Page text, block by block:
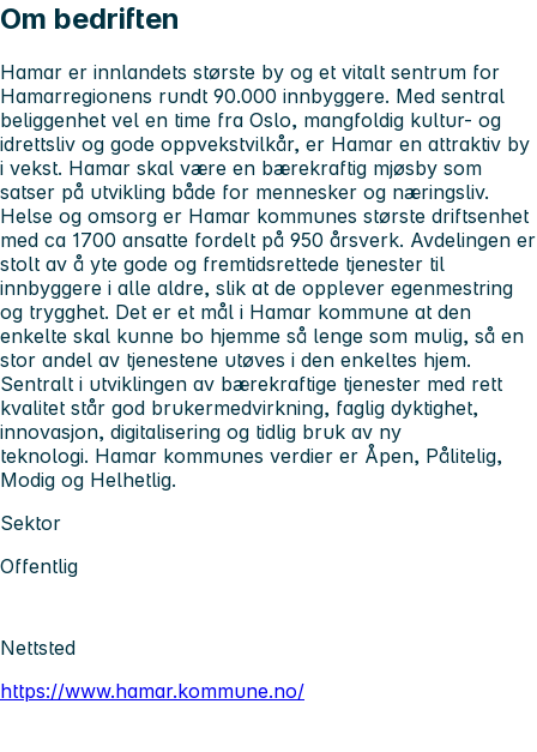
Om bedriften
Hamar er innlandets største by og et vitalt sentrum for
Hamarregionens rundt 90.000 innbyggere. Med sentral
beliggenhet vel en time fra Oslo, mangfoldig kultur- og
idrettsliv og gode oppvekstvilkår, er Hamar en attraktiv by
i vekst. Hamar skal være en bærekraftig mjøsby som
satser på utvikling både for mennesker og næringsliv.
Helse og omsorg er Hamar kommunes største driftsenhet
med ca 1700 ansatte fordelt på 950 årsverk. Avdelingen er
stolt av å yte gode og fremtidsrettede tjenester til
innbyggere i alle aldre, slik at de opplever egenmestring
og trygghet. Det er et mål i Hamar kommune at den
enkelte skal kunne bo hjemme så lenge som mulig, så en
stor andel av tjenestene utøves i den enkeltes hjem.
Sentralt i utviklingen av bærekraftige tjenester med rett
kvalitet står god brukermedvirkning, faglig dyktighet,
innovasjon, digitalisering og tidlig bruk av ny
teknologi. Hamar kommunes verdier er Åpen, Pålitelig,
Modig og Helhetlig.
Sektor
Offentlig
Nettsted
https://www.hamar.kommune.no/